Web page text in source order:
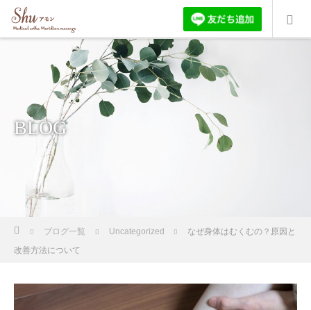
BLOG
ブログ一覧 Uncategorized
なぜ身体はむくむの？原因と
改善方法について